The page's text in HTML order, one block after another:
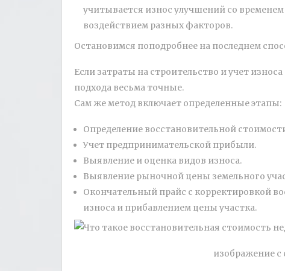
учитывается износ улучшений со
воздействием разных факторов.
Остановимся поподробнее на последнем
Если затраты на строительство и учет
подхода весьма точные.
Сам же метод включает определенные этапы:
Определение восстановительной
Учет предпринимательской прибыли.
Выявление и оценка видов износа.
Выявление рыночной цены земельного
Окончательный прайс с корректировкой
износа и прибавлением цены участка.
изображение с